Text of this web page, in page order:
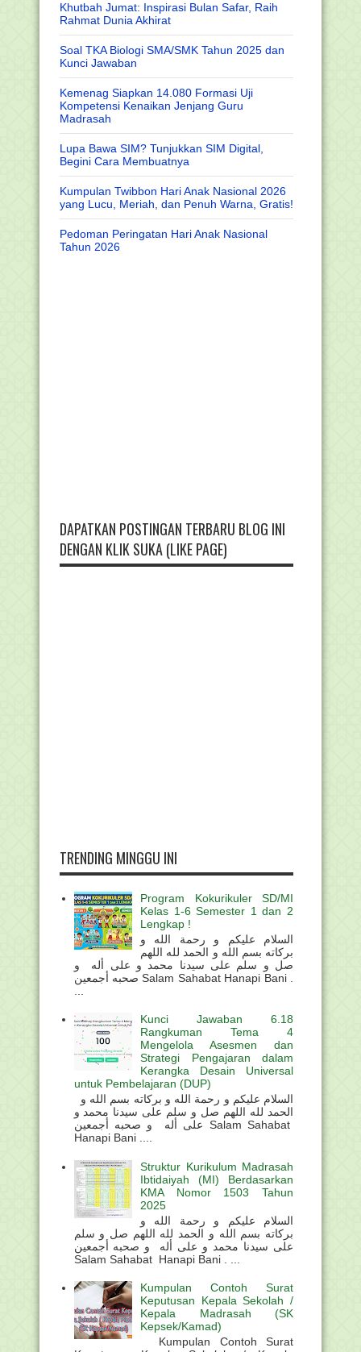
Khutbah Jumat: Inspirasi Bulan Safar, Raih
Rahmat Dunia Akhirat
Soal TKA Biologi SMA/SMK Tahun 2025 dan
Kunci Jawaban
Kemenag Siapkan 14.080 Formasi Uji
Kompetensi Kenaikan Jenjang Guru
Madrasah
Lupa Bawa SIM? Tunjukkan SIM Digital,
Begini Cara Membuatnya
Kumpulan Twibbon Hari Anak Nasional 2026
yang Lucu, Meriah, dan Penuh Warna, Gratis!
Pedoman Peringatan Hari Anak Nasional
Tahun 2026
DAPATKAN POSTINGAN TERBARU BLOG INI
DENGAN KLIK SUKA (LIKE PAGE)
TRENDING MINGGU INI
Program Kokurikuler SD/MI
Kelas 1-6 Semester 1 dan 2
Lengkap !
السلام عليكم و رحمة الله و
بركاته بسم الله و الحمد لله اللهم
صل و سلم على سيدنا محمد و على أله و
صحبه أجمعين Salam Sahabat Hanapi Bani .
Kunci Jawaban 6.18
Rangkuman Tema 4
Mengelola Asesmen dan
Strategi Pengajaran dalam
Kerangka Desain Universal
untuk Pembelajaran (DUP)
الحمد لله اللهم صل و سلم على سيدنا محمد و
على أله و صحبه أجمعين Salam Sahabat
Hanapi Bani ....
Struktur Kurikulum Madrasah
Ibtidaiyah (MI) Berdasarkan
KMA Nomor 1503 Tahun
2025
السلام عليكم و رحمة الله و
بركاته بسم الله و الحمد لله اللهم صل و سلم
على سيدنا محمد و على أله و صحبه أجمعين
Salam Sahabat Hanapi Bani . ...
Kumpulan Contoh Surat
Keputusan Kepala Sekolah /
Kepala Madrasah (SK
Kepsek/Kamad)
Kumpulan Contoh Surat